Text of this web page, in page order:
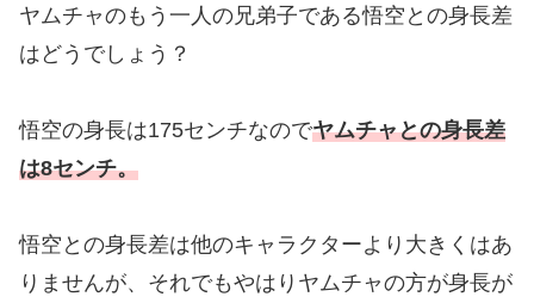
ヤムチャのもう一人の兄弟子である悟空との身長差
はどうでしょう？
悟空の身長は175センチなのでヤムチャとの身長差
は8センチ。
悟空との身長差は他のキャラクターより大きくはあ
りませんが、それでもやはりヤムチャの方が身長が